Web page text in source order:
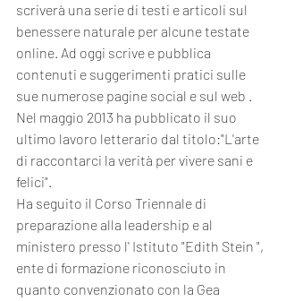
scriverà una serie di testi e articoli sul
benessere naturale per alcune testate
online. Ad oggi scrive e pubblica
contenuti e suggerimenti pratici sulle
sue numerose pagine social e sul web .
Nel maggio 2013 ha pubblicato il suo
ultimo lavoro letterario dal titolo:"L'arte
di raccontarci la verità per vivere sani e
felici".
Ha seguito il Corso Triennale di
preparazione alla leadership e al
ministero presso l' Istituto "Edith Stein ",
ente di formazione riconosciuto in
quanto convenzionato con la Gea